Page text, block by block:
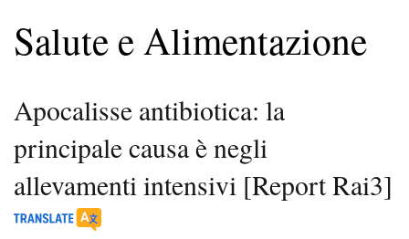
Salute e Alimentazione
Apocalisse antibiotica: la
principale causa è negli
allevamenti intensivi [Report Rai3]